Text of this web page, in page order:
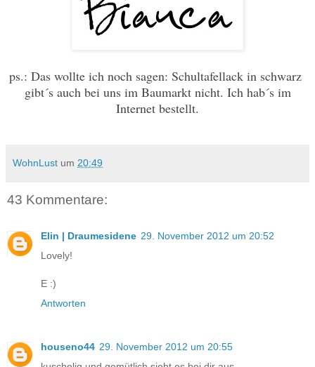
ps.: Das wollte ich noch sagen: Schultafellack in schwarz
gibt´s auch bei uns im Baumarkt nicht. Ich hab´s im
Internet bestellt.
WohnLust um 20:49
43 Kommentare:
Elin | Draumesidene 29. November 2012 um 20:52
Lovely!
E :)
Antworten
houseno44 29. November 2012 um 20:55